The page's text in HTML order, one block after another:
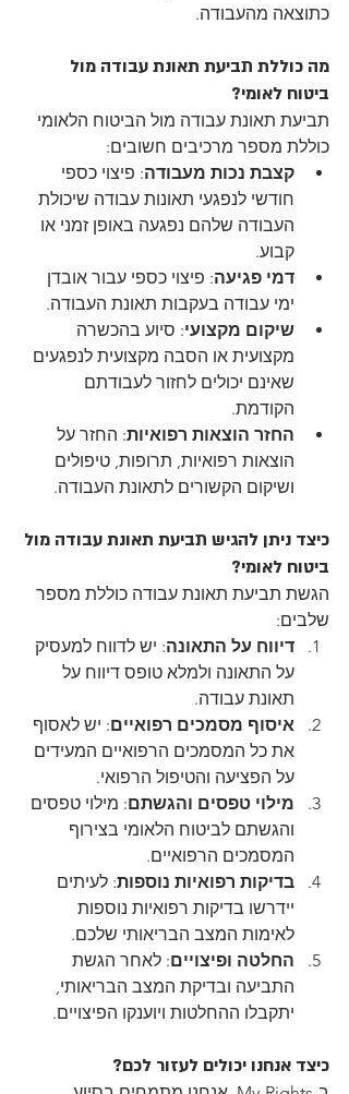
כתוצאה מהעבודה.
מה כוללת תביעת תאונת עבודה מול
ביטוח לאומי?
תביעת תאונת עבודה מול הביטוח הלאומי
כוללת מספר מרכיבים חשובים:
קצבת נכות מעבודה: פיצוי כספי
חודשי לנפגעי תאונות עבודה שיכולת
העבודה שלהם נפגעה באופן זמני או
קבוע.
דמי פגיעה: פיצוי כספי עבור אובדן
ימי עבודה בעקבות תאונת העבודה.
שיקום מקצועי: סיוע בהכשרה
מקצועית או הסבה מקצועית לנפגעים
שאינם יכולים לחזור לעבודתם
הקודמת.
החזר הוצאות רפואיות: החזר על
הוצאות רפואיות, תרופות, טיפולים
ושיקום הקשורים לתאונת העבודה.
כיצד ניתן להגיש תביעת תאונת עבודה מול
ביטוח לאומי?
הגשת תביעת תאונת עבודה כוללת מספר
שלבים:
דיווח על התאונה: יש לדווח למעסיק
על התאונה ולמלא טופס דיווח על
תאונת עבודה.
איסוף מסמכים רפואיים: יש לאסוף
את כל המסמכים הרפואיים המעידים
על הפציעה והטיפול הרפואי.
מילוי טפסים והגשתם: מילוי טפסים
והגשתם לביטוח הלאומי בצירוף
המסמכים הרפואיים.
בדיקות רפואיות נוספות: לעיתים
יידרשו בדיקות רפואיות נוספות
לאימות המצב הבריאותי שלכם.
החלטה ופיצויים: לאחר הגשת
התביעה ובדיקת המצב הבריאותי,
יתקבלו ההחלטות ויוענקו הפיצויים.
כיצד אנחנו יכולים לעזור לכם?